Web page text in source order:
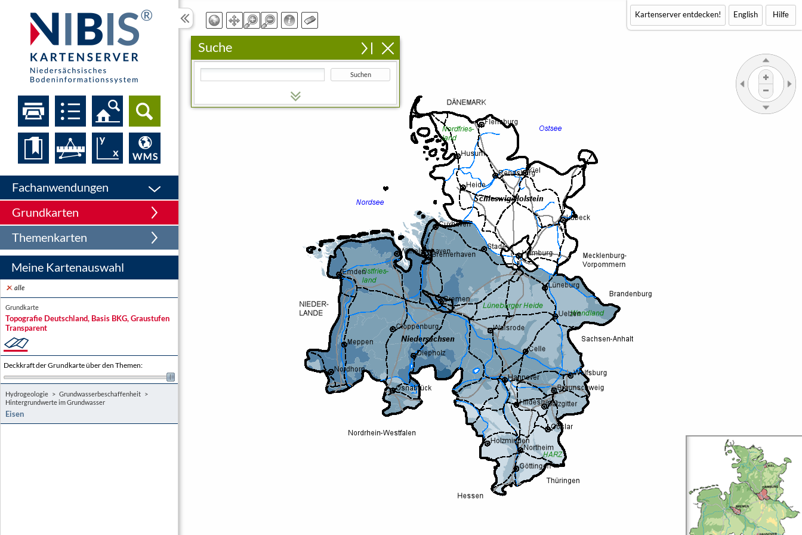
Fachanwendungen
Grundkarten
Themenkarten
Meine Kartenauswahl
alle
Grundkarte
Topografie Deutschland, Basis BKG, Graustufen
Transparent
Deckkraft der Grundkarte über den Themen:
Hydrogeologie
Grundwasserbeschaffenheit
Hintergrundwerte im Grundwasser
Eisen
Kartenserver entdecken! English Hilfe
Suche
Suchen